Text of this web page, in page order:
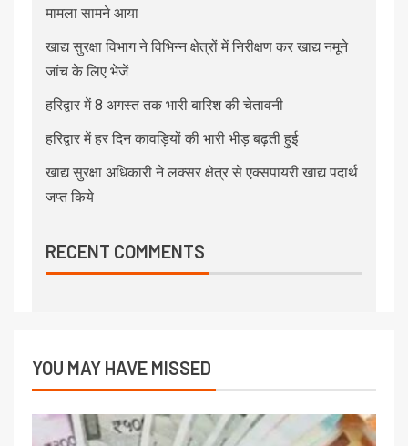
मामला सामने आया
खाद्य सुरक्षा विभाग ने विभिन्न क्षेत्रों में निरीक्षण कर खाद्य नमूने
जांच के लिए भेजें
हरिद्वार में 8 अगस्त तक भारी बारिश की चेतावनी
हरिद्वार में हर दिन कावड़ियों की भारी भीड़ बढ़ती हुई
खाद्य सुरक्षा अधिकारी ने लक्सर क्षेत्र से एक्सपायरी खाद्य पदार्थ
जप्त किये
RECENT COMMENTS
YOU MAY HAVE MISSED